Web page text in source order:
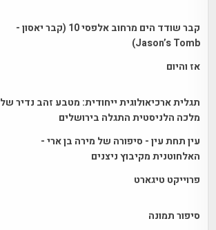
קבר שודד הים מרחוב אלפסי 10 (קבר יאסון -
Jason’s Tomb)
אז והיום
תגלית ארכיאולוגית ייחודית: מטבע זהב נדיר של
מלכה הלניסטית התגלה בירושלים
עין תחת עין - סיפורה של מירה בן ארי -
האלחוטנית מקיבוץ ניצנים
פרוייקט טיגארט
סיפור תמונה